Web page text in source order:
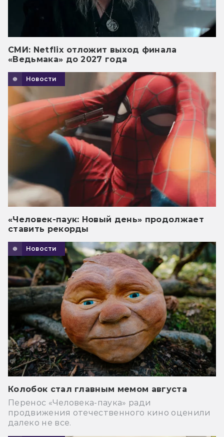
СМИ: Netflix отложит выход финала
«Ведьмака» до 2027 года
Новости
«Человек-паук: Новый день» продолжает
ставить рекорды
Новости
Колобок стал главным мемом августа
Перенос «Человека-паука» ради
продвижения отечественного кино оценили
далеко не все.